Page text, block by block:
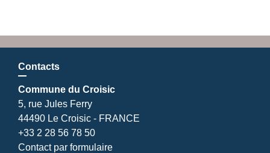
Contacts
Commune du Croisic
5, rue Jules Ferry
44490 Le Croisic - FRANCE
+33 2 28 56 78 50
Contact par formulaire